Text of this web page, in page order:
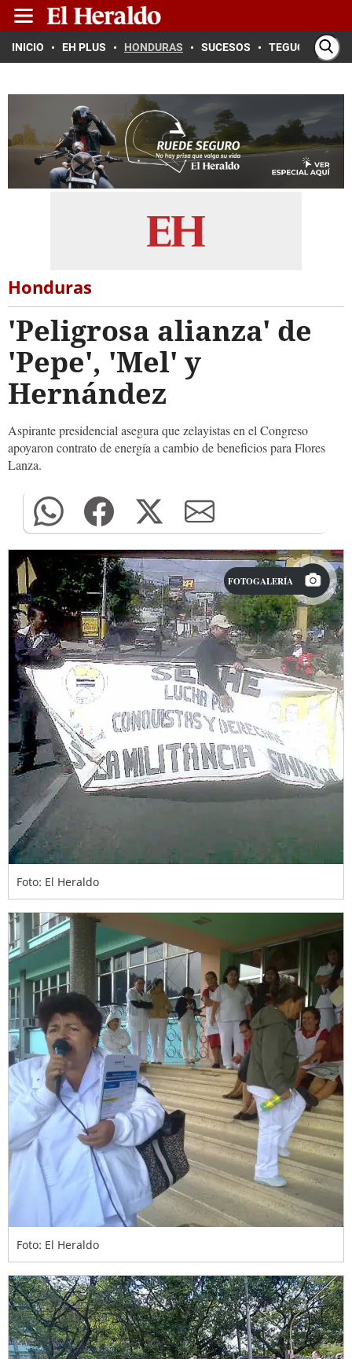
INICIO EH PLUS HONDURAS SUCESOS TEGUCIGALPA
Honduras
'Peligrosa alianza' de
'Pepe', 'Mel' y
Hernández
Aspirante presidencial asegura que zelayistas en el Congreso
apoyaron contrato de energía a cambio de beneficios para Flores
Lanza.
FOTOGALERÍA
Foto: El Heraldo
Foto: El Heraldo